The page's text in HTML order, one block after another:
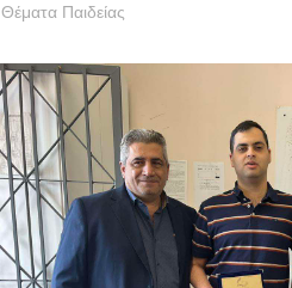
Θέματα Παιδείας